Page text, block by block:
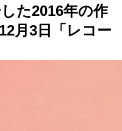
た2016年の作
月3日「レコー